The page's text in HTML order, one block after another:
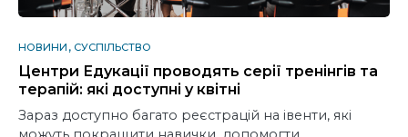
НОВИНИ СУСПІЛЬСТВО
Центри Едукації проводять серії тренінгів та
терапій: які доступні у квітні
Зараз доступно багато реєстрацій на івенти, які